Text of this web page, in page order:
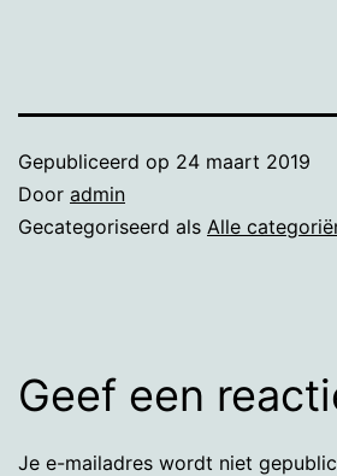
Gepubliceerd op 24 maart 2019
Door admin
Gecategoriseerd als Alle
Geef een
Je e-mailadres wordt niet